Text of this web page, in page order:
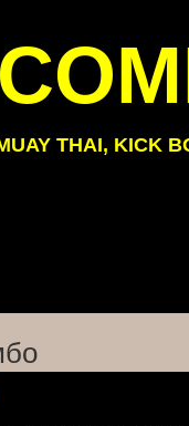
THAI, KICK